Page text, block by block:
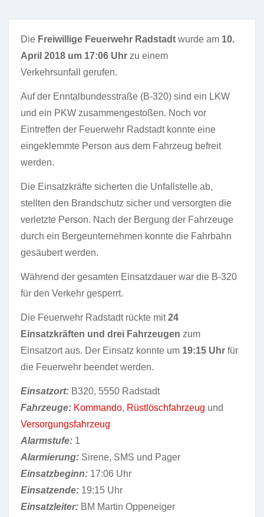
Die Freiwillige Feuerwehr Radstadt wurde am 10.
April 2018 um 17:06 Uhr zu einem
Verkehrsunfall gerufen.
Auf der Enntalbundesstraße (B-320) sind ein LKW
und ein PKW zusammengestoßen. Noch vor
Eintreffen der Feuerwehr Radstadt konnte eine
eingeklemmte Person aus dem Fahrzeug befreit
werden.
Die Einsatzkräfte sicherten die Unfallstelle ab,
stellten den Brandschutz sicher und versorgten die
verletzte Person. Nach der Bergung der Fahrzeuge
durch ein Bergeunternehmen konnte die Fahrbahn
gesäubert werden.
Während der gesamten Einsatzdauer war die B-320
für den Verkehr gesperrt.
Die Feuerwehr Radstadt rückte mit24
Einsatzkräften und drei Fahrzeugen zum
Einsatzort aus. Der Einsatz konnte um 19:15 Uhr für
die Feuerwehr beendet werden.
Einsatzort: B320, 5550 Radstadt
Fahrzeuge: Kommando, Rüstlöschfahrzeug und
Versorgungsfahrzeug
Alarmstufe: 1
Alarmierung: Sirene, SMS und Pager
Einsatzbeginn: 17:06 Uhr
Einsatzende: 19:15 Uhr
Einsatzleiter: BM Martin Oppeneiger